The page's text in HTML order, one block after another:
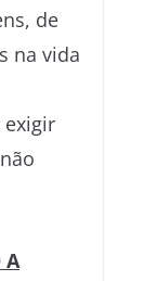
de
na vida
exigir
A